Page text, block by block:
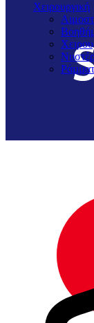
Χειρουργική